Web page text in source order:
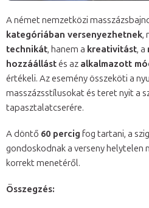
A német nemzetközi
kategóriában versenyezhetnek,
technikát, hanem a kreativitást, a
hozzáállástés az alkalmazott
értékeli. Az esemény összeköti a
masszázsstílusokat és teret nyit a
tapasztalatcserére.
A döntő 60 percig fog tartani, a
gondoskodnak a verseny helytelen
korrekt menetéről.
Összegzés: